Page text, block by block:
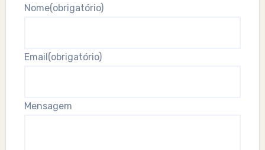
Nome(obrigatório)
Email (obrigatório)
Mensagem